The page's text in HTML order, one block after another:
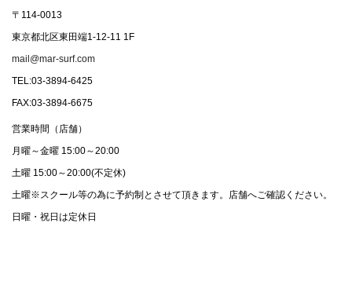
〒114-0013
東京都北区東田端1-12-11 1F
mail@mar-surf.com
TEL:03-3894-6425
FAX:03-3894-6675
営業時間（店舗）
月曜～金曜 15:00～20:00
土曜 15:00～20:00(不定休)
土曜※スクール等の為に予約制とさせて頂きます。店舗へご確認ください。
日曜・祝日は定休日